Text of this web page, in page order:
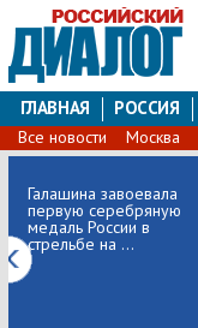
ГЛАВНАЯ РОССИЯ
Все новости Москва
Галашина завоевала
первую серебряную
медаль России в
стрельбе на ...